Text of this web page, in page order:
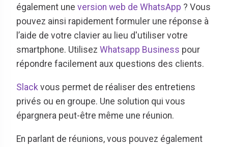
également une version web de WhatsApp ? Vous
pouvez ainsi rapidement formuler une réponse à
l’aide de votre clavier au lieu d'utiliser votre
smartphone. Utilisez Whatsapp Business pour
répondre facilement aux questions des clients.
Slack vous permet de réaliser des entretiens
privés ou en groupe. Une solution qui vous
épargnera peut-être même une réunion.
En parlant de réunions, vous pouvez également